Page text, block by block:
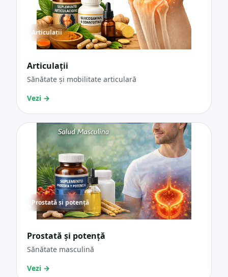
Articulații
Articulații
Sănătate și mobilitate articulară
Vezi →
Prostată și potență
Prostată și potență
Sănătate masculină
Vezi →